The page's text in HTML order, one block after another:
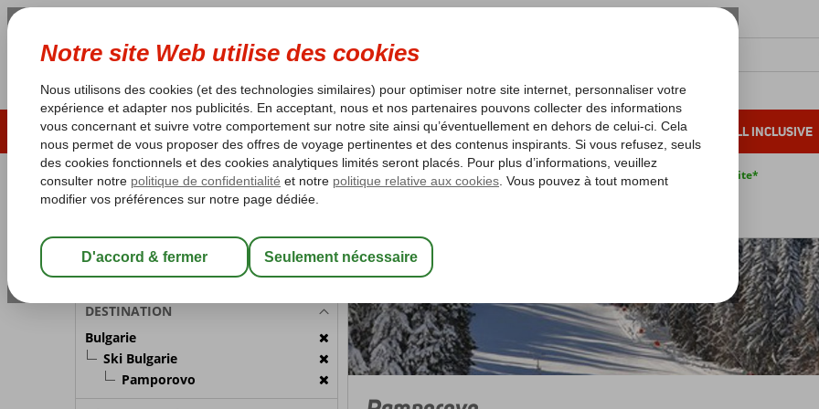
ÉTÉ 2026 LAST MINUTES SOLEIL D'HIVER VACANCES AU SOLEIL ALL INCLUSIVE
Les garanties de vacances Garantie du prix le plus bas* Pas de surcharge carburant Annulation gratuite*
Chambre 1: 2 Personnes
Modifier les participants
DESTINATION
Bulgarie
Ski Bulgarie
Pamporovo